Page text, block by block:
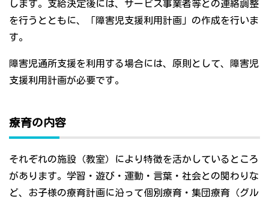
します。支給決定後には、サービス事業者等との連絡調整
を行うとともに、「障害児支援利用計画」の作成を行いま
す。
障害児通所支援を利用する場合には、原則として、障害児
支援利用計画が必要です。
療育の内容
それぞれの施設（教室）により特徴を活かしているところ
があります。学習・遊び・運動・言葉・社会との関わりな
ど、お子様の療育計画に沿って個別療育・集団療育（グル